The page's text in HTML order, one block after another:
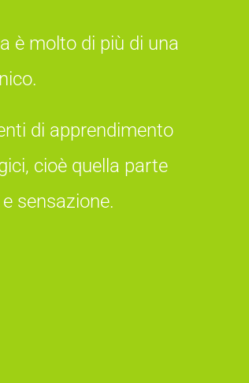
è molto di più di una
di apprendimento
cioè quella parte
sensazione.